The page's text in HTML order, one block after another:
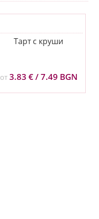
Тарт с круши
ОТ 3.83 €/ 7.49 BGN